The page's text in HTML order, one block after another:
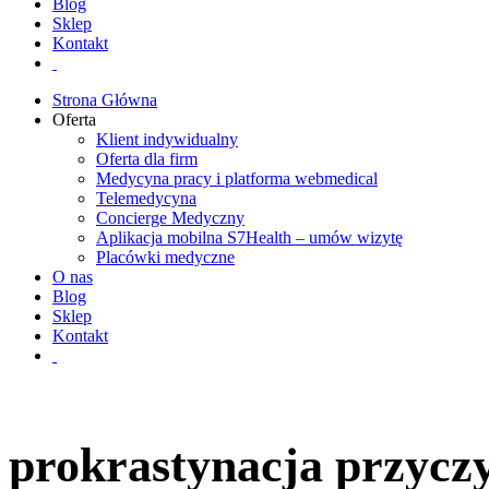
Blog
Sklep
Kontakt
Strona Główna
Oferta
Klient indywidualny
Oferta dla firm
Medycyna pracy i platforma webmedical
Telemedycyna
Concierge Medyczny
Aplikacja mobilna S7Health – umów wizytę
Placówki medyczne
O nas
Blog
Sklep
Kontakt
prokrastynacja